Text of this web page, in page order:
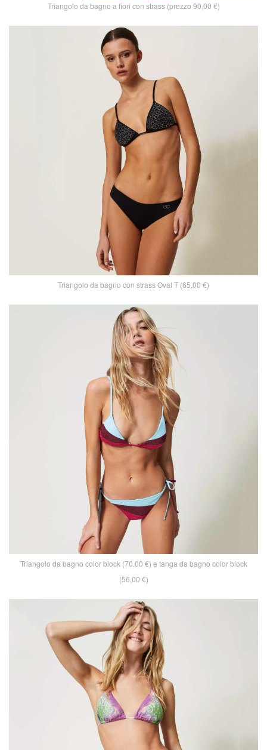
Triangolo da bagno a fiori con strass (prezzo 90,00 €)
Triangolo da bagno con strass Oval T (65,00 €)
Triangolo da bagno color block (70,00 €) e tanga da bagno color block
(56,00 €)